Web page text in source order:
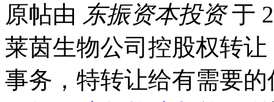
原帖由 东振资本投资于
莱茵生物公司控股权转
事务，特转让给有需要